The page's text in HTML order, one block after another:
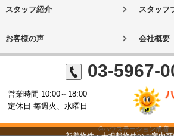
スタッフ紹介 スタッフ
お客様の声 会社概要
03-5967-
営業時間 10:00～18:00
定休日 毎週火、水曜日
©ハウステーション成増